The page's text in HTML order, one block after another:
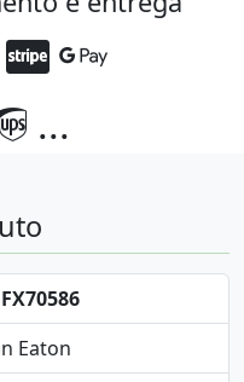
...
Eaton